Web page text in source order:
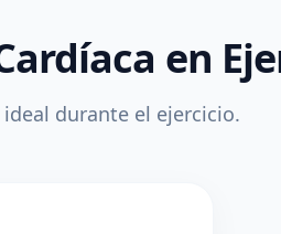
en
durante el ejercicio.